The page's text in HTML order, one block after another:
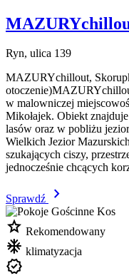
Ryn, ulica 139
MAZURYchillout,
w malowniczej
Mikołajek. Obiekt
lasów oraz w pobliżu
Wielkich Jezior
szukających ciszy,
jednocześnie chcących
Sprawdź
chevron_right
star Rekomendowany
mode_cool klimatyzacja
verified